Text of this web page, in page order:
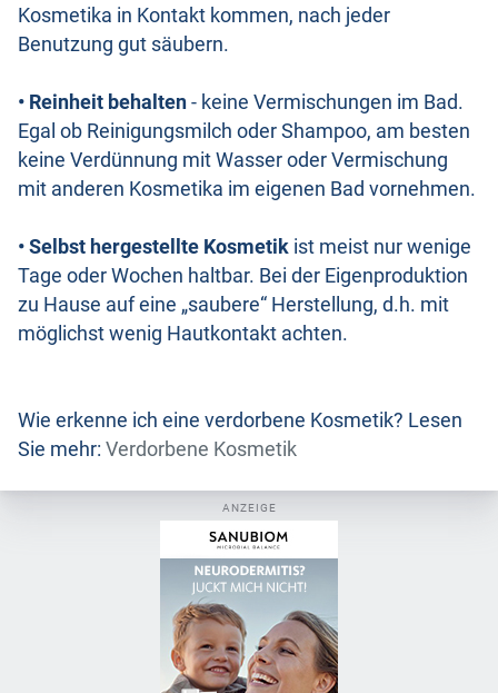
Kosmetika in Kontakt kommen, nach jeder
Benutzung gut säubern.
• Reinheit behalten - keine Vermischungen im Bad.
Egal ob Reinigungsmilch oder Shampoo, am besten
keine Verdünnung mit Wasser oder Vermischung
mit anderen Kosmetika im eigenen Bad vornehmen.
• Selbst hergestellte Kosmetik ist meist nur wenige
Tage oder Wochen haltbar. Bei der Eigenproduktion
zu Hause auf eine „saubere“ Herstellung, d.h. mit
möglichst wenig Hautkontakt achten.
Wie erkenne ich eine verdorbene Kosmetik? Lesen
Sie mehr: Verdorbene Kosmetik
ANZEIGE